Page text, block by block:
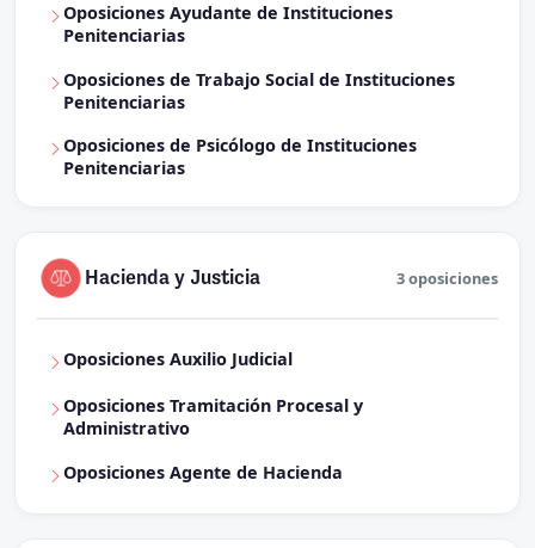
Oposiciones Ayudante de Instituciones
Penitenciarias
Oposiciones de Trabajo Social de Instituciones
Penitenciarias
Oposiciones de Psicólogo de Instituciones
Penitenciarias
Hacienda y Justicia 3 oposiciones
Oposiciones Auxilio Judicial
Oposiciones Tramitación Procesal y
Administrativo
Oposiciones Agente de Hacienda